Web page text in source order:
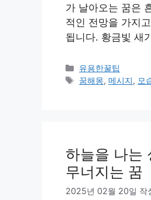
가 날아오는 꿈은
적인 전망을 가지
됩니다. 황금빛 새
카
테
유용한꿀팁
태
꿈해몽,메시지, 모
하늘을 나는
무너지는 꿈
2025년 02월 20일 작